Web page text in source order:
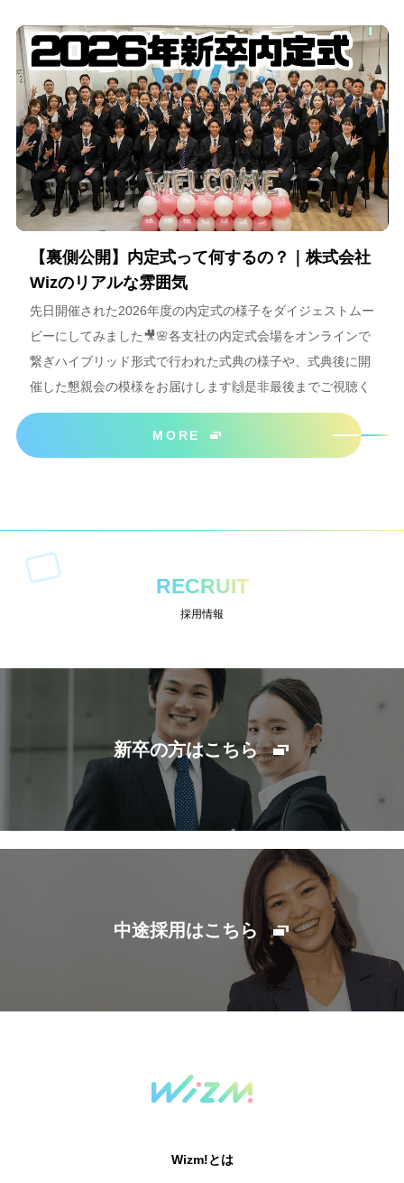
【裏側公開】内定式って何するの？｜株式会社
Wizのリアルな雰囲気
先日開催された2026年度の内定式の様子をダイジェストムー
ビーにしてみました🎥🌸各支社の内定式会場をオンラインで
繋ぎハイブリッド形式で行われた式典の様子や、式典後に開
催した懇親会の模様をお届けします🙌是非最後までご視聴く
ださいね＾＾
MORE
RECRUIT
採用情報
新卒の方はこちら
中途採用はこちら
Wizm!とは